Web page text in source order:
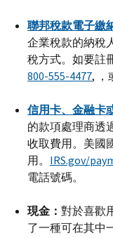
聯邦稅款電子繳
企業稅款的納稅
稅方式。如要註
800-555-4477, ，
信用卡、金融卡
的款項處理商透
收取費用。美國
用。 IRS.gov/
電話號碼。
現金： 對於喜歡
了一種可在其中